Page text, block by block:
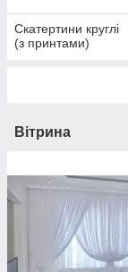
Скатертини круглі
(з принтами)
Вітрина